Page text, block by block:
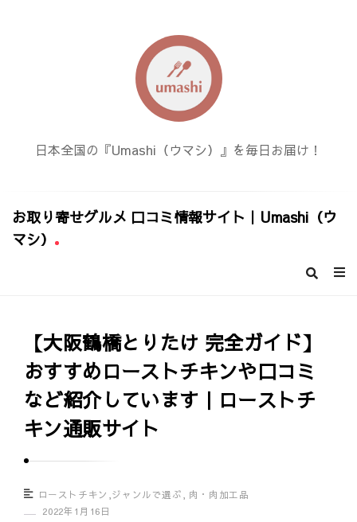
日本全国の『Umashi（ウマシ）』を毎日お届け！
お取り寄せグルメ 口コミ情報サイト｜Umashi（ウ
マシ）
グ
ル
メ
コ
ミ
情
【大阪鶴橋とりたけ 完全ガイド】
おすすめローストチキンや口コミ
など紹介しています｜ローストチ
キン通販サイト
ローストチキン ジャンルで選ぶ
肉・肉加工品
2022年1月16日